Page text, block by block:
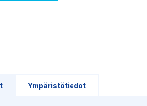
Ympäristötiedot